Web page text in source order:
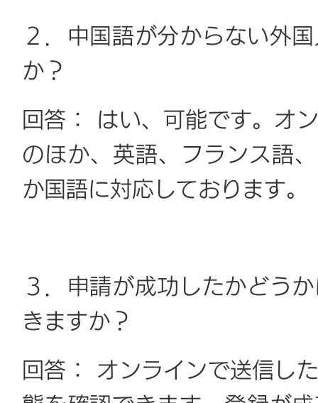
２．中国語が分からない外
か？
回答： はい、可能です。オ
のほか、英語、フランス語
か国語に対応しております。
３．申請が成功したかどう
きますか？
回答： オンラインで送信し